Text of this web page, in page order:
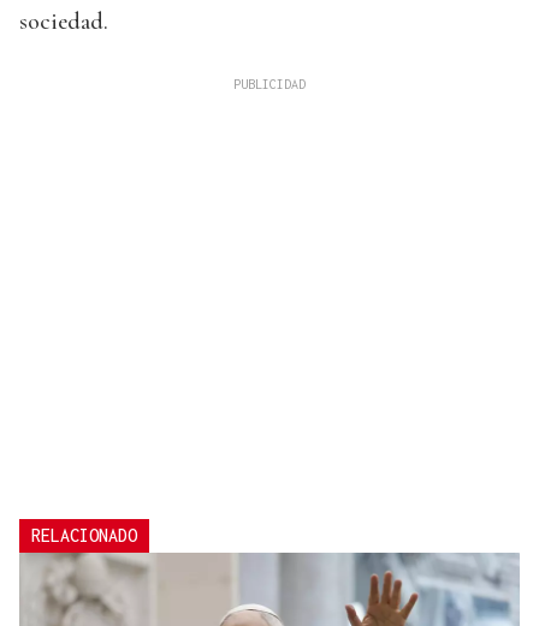
sociedad.
RELACIONADO